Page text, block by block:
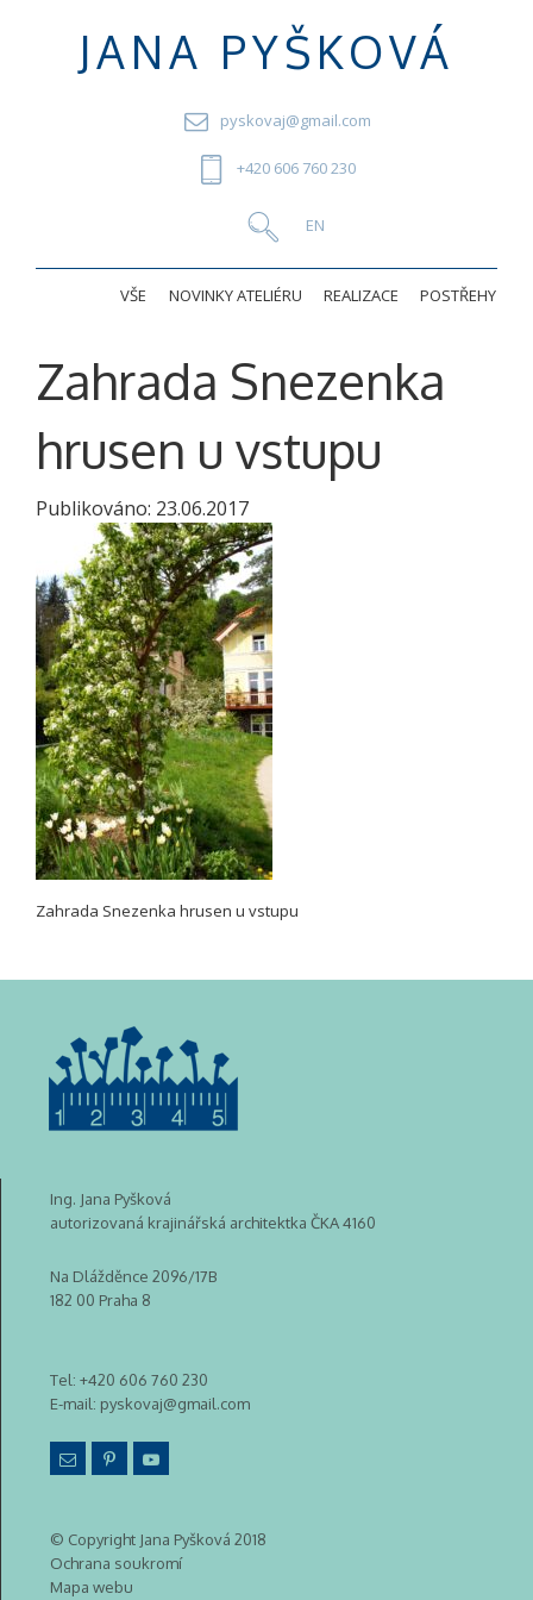
JANA PYŠKOVÁ
pyskovaj@gmail.com
+420 606 760 230
VŠE NOVINKY ATELIÉRU REALIZACE POSTŘEHY
Zahrada Snezenka
hrusen u vstupu
Publikováno: 23.06.2017
Zahrada Snezenka hrusen u vstupu
Ing. Jana Pyšková
autorizovaná krajinářská architektka ČKA 4160
Na Dlážděnce 2096/17B
182 00 Praha 8
Tel: +420 606 760 230
E-mail: pyskovaj@gmail.com
© Copyright Jana Pyšková 2018
Ochrana soukromí
Mapa webu